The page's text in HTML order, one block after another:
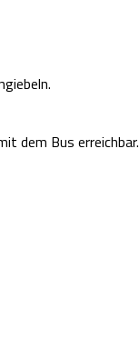
dem Bus erreichbar.